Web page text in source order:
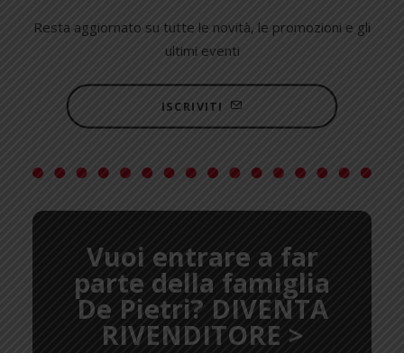
Resta aggiornato su tutte le novità, le promozioni e gli
ultimi eventi
ISCRIVITI
Vuoi entrare a far
parte della famiglia
De Pietri? DIVENTA
RIVENDITORE >